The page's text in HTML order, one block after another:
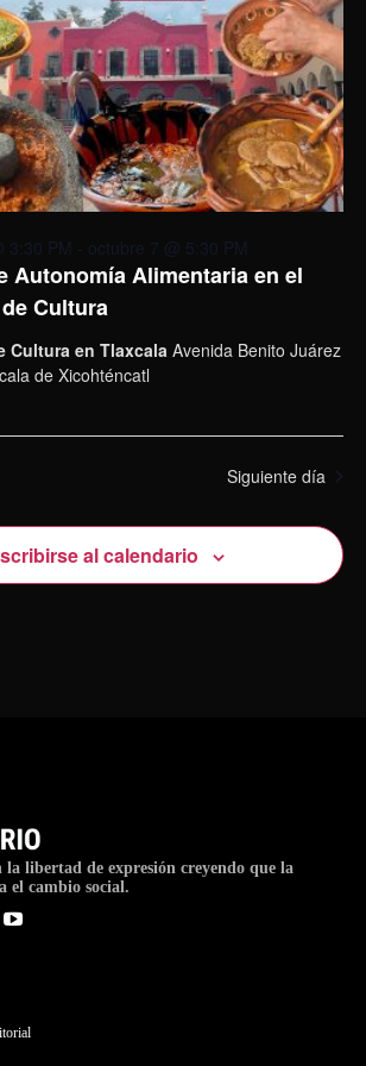
Autonomía Alimentaria en el
Cultura
3:30 PM - octubre 7 @ 5:30 PM
Cultura en Tlaxcala Avenida Benito Juárez
de Xicohténcatl
Siguiente día
al calendario
la libertad de expresión creyendo que la
el cambio social.